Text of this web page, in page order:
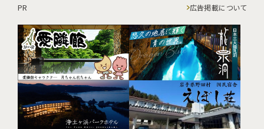
PR 広告掲載について